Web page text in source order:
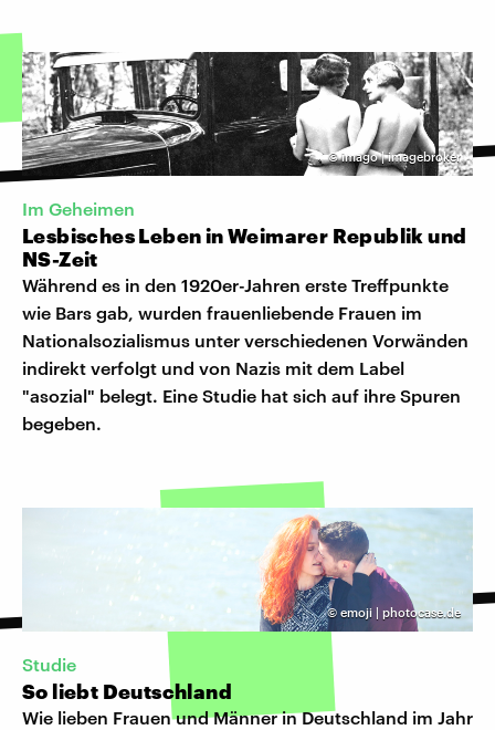
©imago | imagebroker
Im Geheimen
Lesbisches Leben in Weimarer Republik und
NS-Zeit
Während es in den 1920er-Jahren erste Treffpunkte
wie Bars gab, wurden frauenliebende Frauen im
Nationalsozialismus unter verschiedenen Vorwänden
indirekt verfolgt und von Nazis mit dem Label
"asozial" belegt. Eine Studie hat sich auf ihre Spuren
begeben.
© emoji | photocase.de
Studie
So liebt Deutschland
Wie lieben Frauen und Männer in Deutschland im Jahr